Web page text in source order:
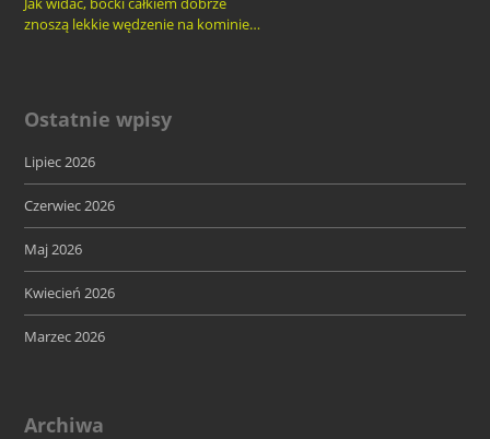
znoszą lekkie wędzenie na kominie…
Ostatnie wpisy
Lipiec 2026
Czerwiec 2026
Maj 2026
Kwiecień 2026
Marzec 2026
Archiwa